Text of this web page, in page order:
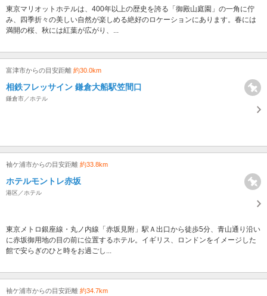
東京マリオットホテルは、400年以上の歴史を誇る「御殿山庭園」の一角に佇
み、四季折々の美しい自然が楽しめる絶好のロケーションにあります。春には
満開の桜、秋には紅葉が広がり、...
富津市からの目安距離 約30.0km
相鉄フレッサイン 鎌倉大船駅笠間口
鎌倉市／ホテル
袖ケ浦市からの目安距離 約33.8km
ホテルモントレ赤坂
港区／ホテル
東京メトロ銀座線・丸ノ内線「赤坂見附」駅Ａ出口から徒歩5分、青山通り沿い
に赤坂御用地の目の前に位置するホテル。イギリス、ロンドンをイメージした
館で安らぎのひと時をお過ごし...
袖ケ浦市からの目安距離 約34.7km